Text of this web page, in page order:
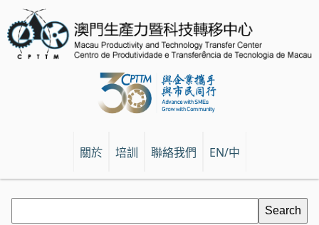
關於 培訓 聯絡我們 EN/中